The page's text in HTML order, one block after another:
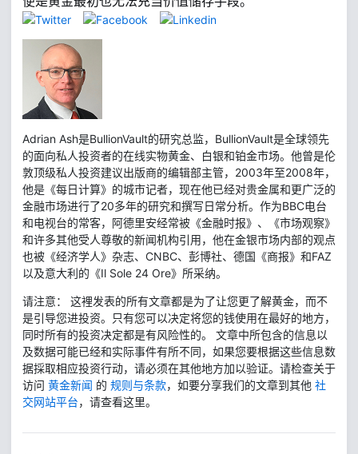
Adrian Ash是BullionVault的研究总监，BullionVault是全球领先
的面向私人投资者的在线实物黄金、白银和铂金市场。他曾是伦
敦顶级私人投资建议出版商的编辑部主管，2003年至2008年，
他是《每日计算》的城市记者，现在他已经对贵金属和更广泛的
金融市场进行了20多年的研究和撰写日常分析。作为BBC电台
和电视台的常客，阿德里安经常被《金融时报》、《市场观察》
和许多其他受人尊敬的新闻机构引用，他在金银市场内部的观点
也被《经济学人》杂志、CNBC、彭博社、德国《商报》和FAZ
以及意大利的《Il Sole 24 Ore》所采纳。
请注意： 这裡发表的所有文章都是为了让您更了解黄金，而不
是引导您进投资。只有您可以决定将您的钱使用在最好的地方，
同时所有的投资决定都是有风险性的。 文章中所包含的信息以
及数据可能已经和实际事件有所不同，如果您要根据这些信息数
据採取相应投资行动，请必须在其他地方加以验证。请检查关于
访问 黄金新闻 的 规则与条款，如要分享我们的文章到其他 社
交网站平台，请查看这里。